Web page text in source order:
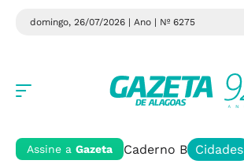
domingo, 26/07/2026 | Ano | Nº 6275
Assine a Gazeta Caderno B Cidades